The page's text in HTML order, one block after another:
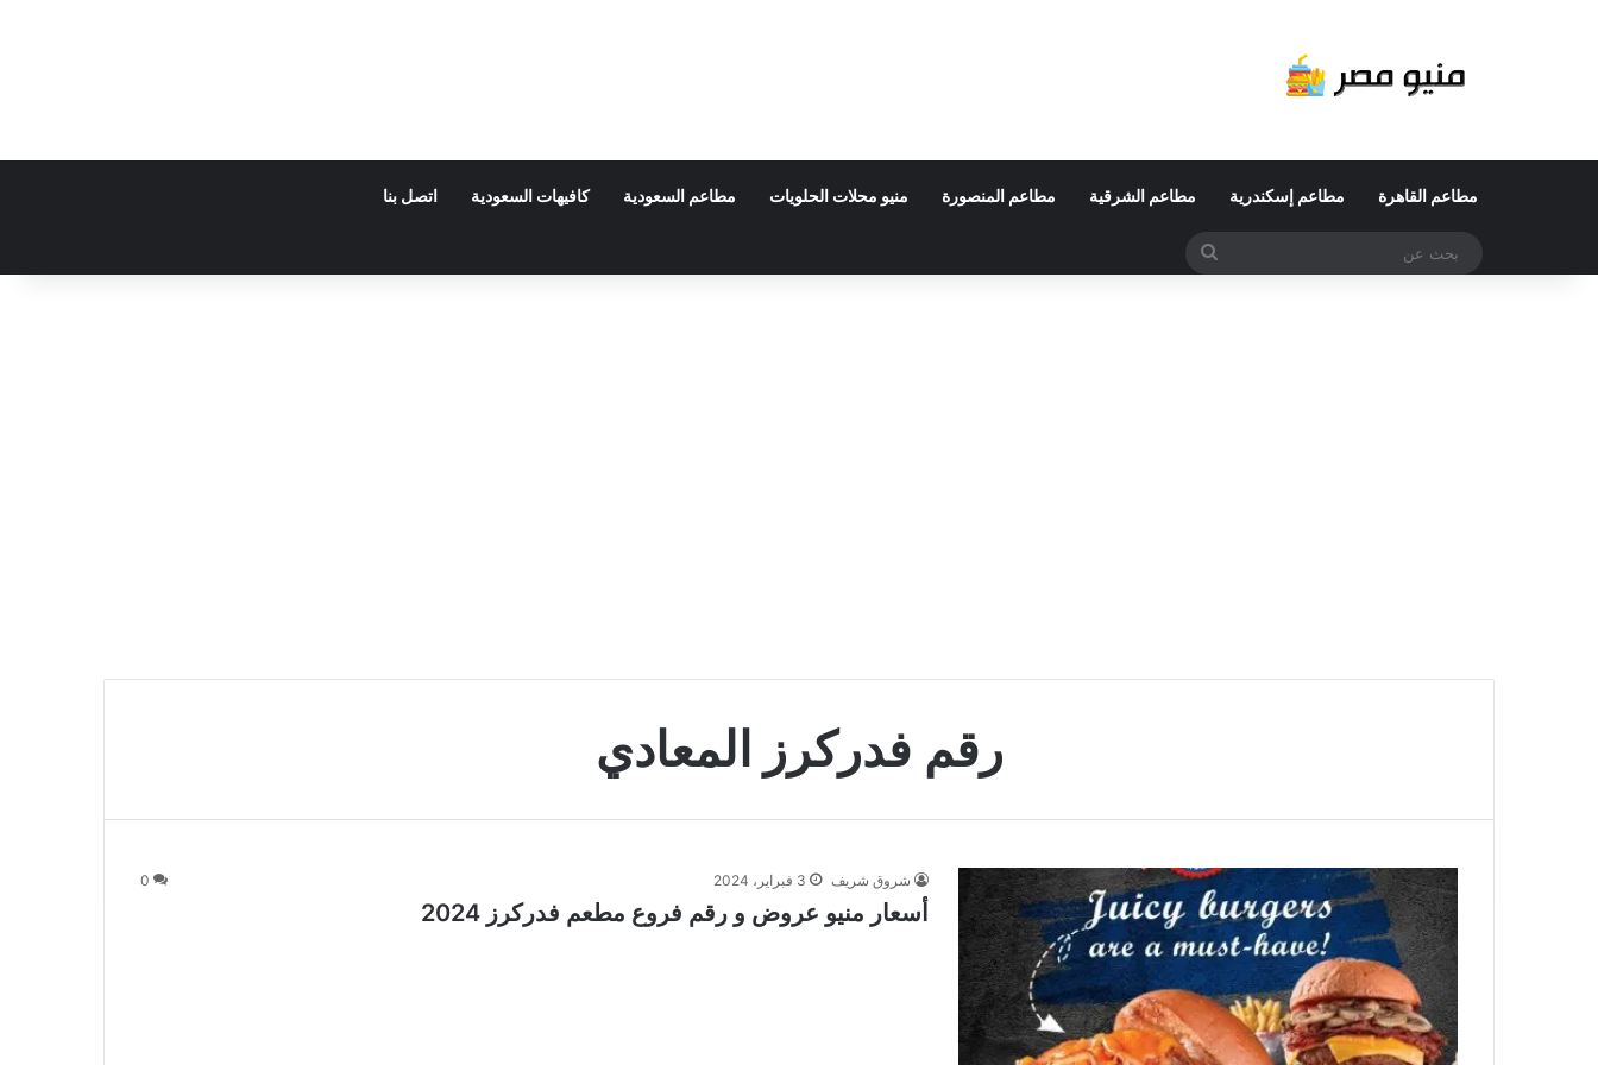
مطاعم القاهرة مطاعم إسكندرية مطاعم الشرقية مطاعم المنصورة منيو محلات الحلويات مطاعم السعودية كافيهات السعودية اتصل بنا
رقم فدركرز المعادي
شروق شريف 3 فبراير، 2024 0
أسعار منيو عروض و رقم فروع مطعم فدركرز 2024